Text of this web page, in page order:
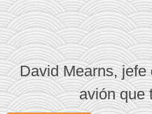
David Mearns, jefe
avión que